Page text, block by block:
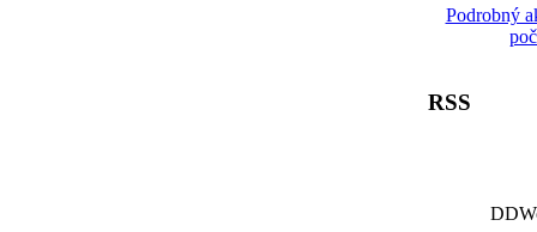
Podrobný
RSS